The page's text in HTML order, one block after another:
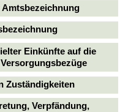
Einkünfte auf die
Zuständigkeiten
Verpfändung,